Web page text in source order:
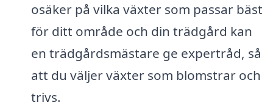
osäker på vilka växter som passar bäst
för ditt område och din trädgård kan
en trädgårdsmästare ge expertråd, så
att du väljer växter som blomstrar och
trivs.